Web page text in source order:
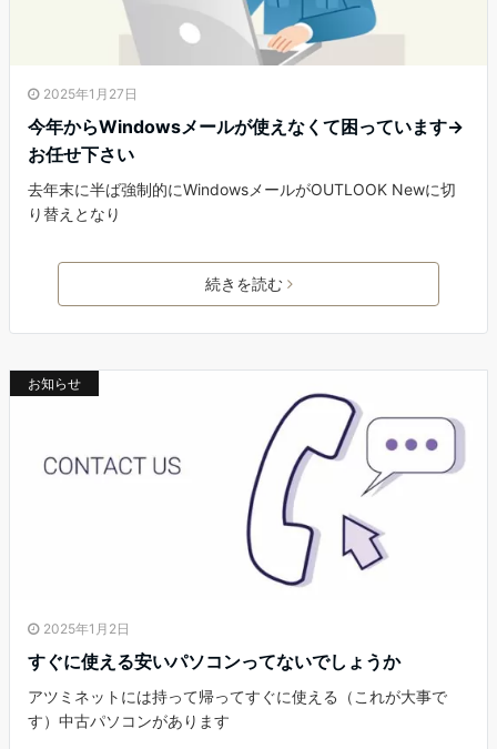
2025年1月27日
今年からWindowsメールが使えなくて困っています→
お任せ下さい
去年末に半ば強制的にWindowsメールがOUTLOOK Newに切
り替えとなり
続きを読む
お知らせ
2025年1月2日
すぐに使える安いパソコンってないでしょうか
アツミネットには持って帰ってすぐに使える（これが大事で
す）中古パソコンがあります